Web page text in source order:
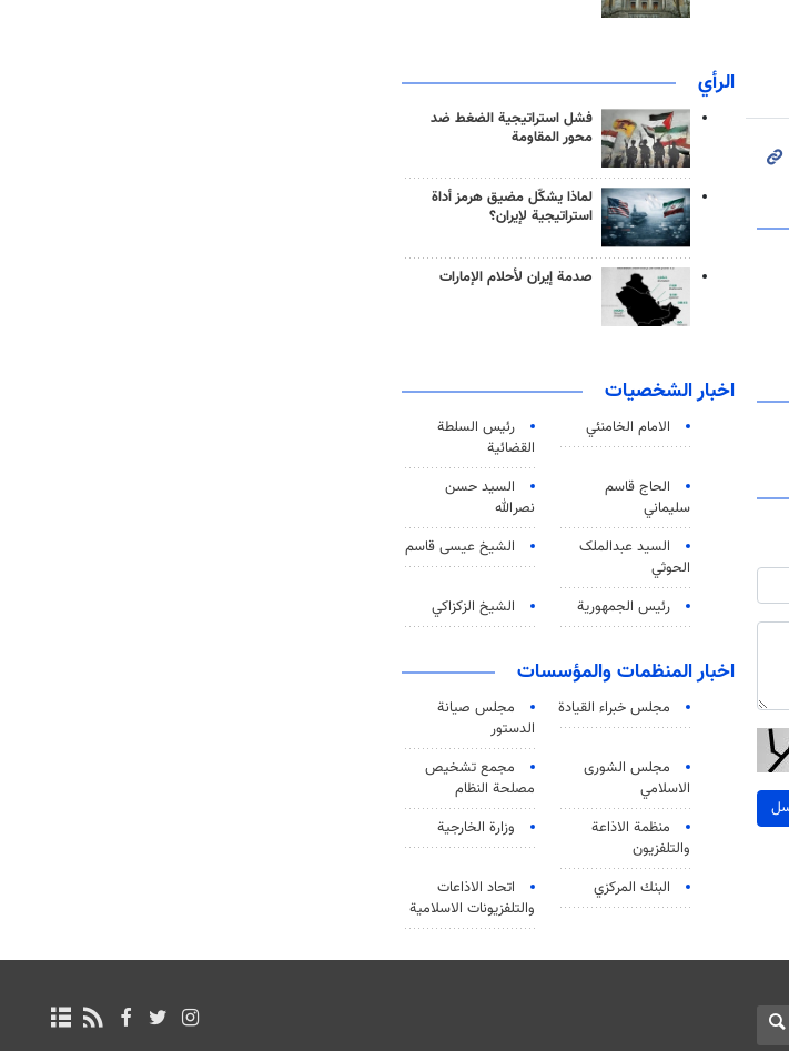
الرأي
فشل استراتيجية الضغط ضد
محور المقاومة
لماذا يشكّل مضيق هرمز أداة
استراتيجية لإيران؟
صدمة إيران لأحلام الإمارات
اخبار الشخصيات
الامام الخامنئي
رئیس السلطة
القضائیة
الحاج قاسم
سليماني
السيد حسن
نصرالله
السید عبدالملک
الحوثي
الشيخ عيسى قاسم
رئيس الجمهورية الشيخ الزكزاكي
اخبار المنظمات والمؤسسات
مجلس خبراء القيادة
مجلس صيانة
الدستور
مجلس الشورى
الاسلامي
مجمع تشخيص
مصلحة النظام
منظمة الاذاعة
والتلفزیون
وزارة الخارجية
البنك المركزي
اتحاد الاذاعات
والتلفزيونات الاسلامية